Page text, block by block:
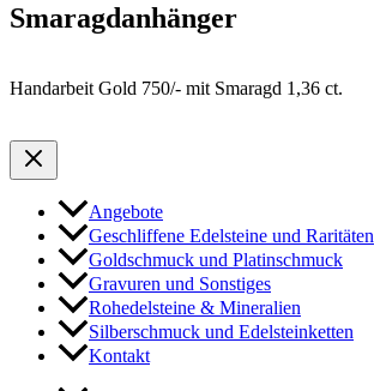
Smaragdanhänger
Handarbeit Gold 750/- mit Smaragd 1,36 ct.
Angebote
Geschliffene Edelsteine und Raritäten
Goldschmuck und Platinschmuck
Gravuren und Sonstiges
Rohedelsteine & Mineralien
Silberschmuck und Edelsteinketten
Kontakt